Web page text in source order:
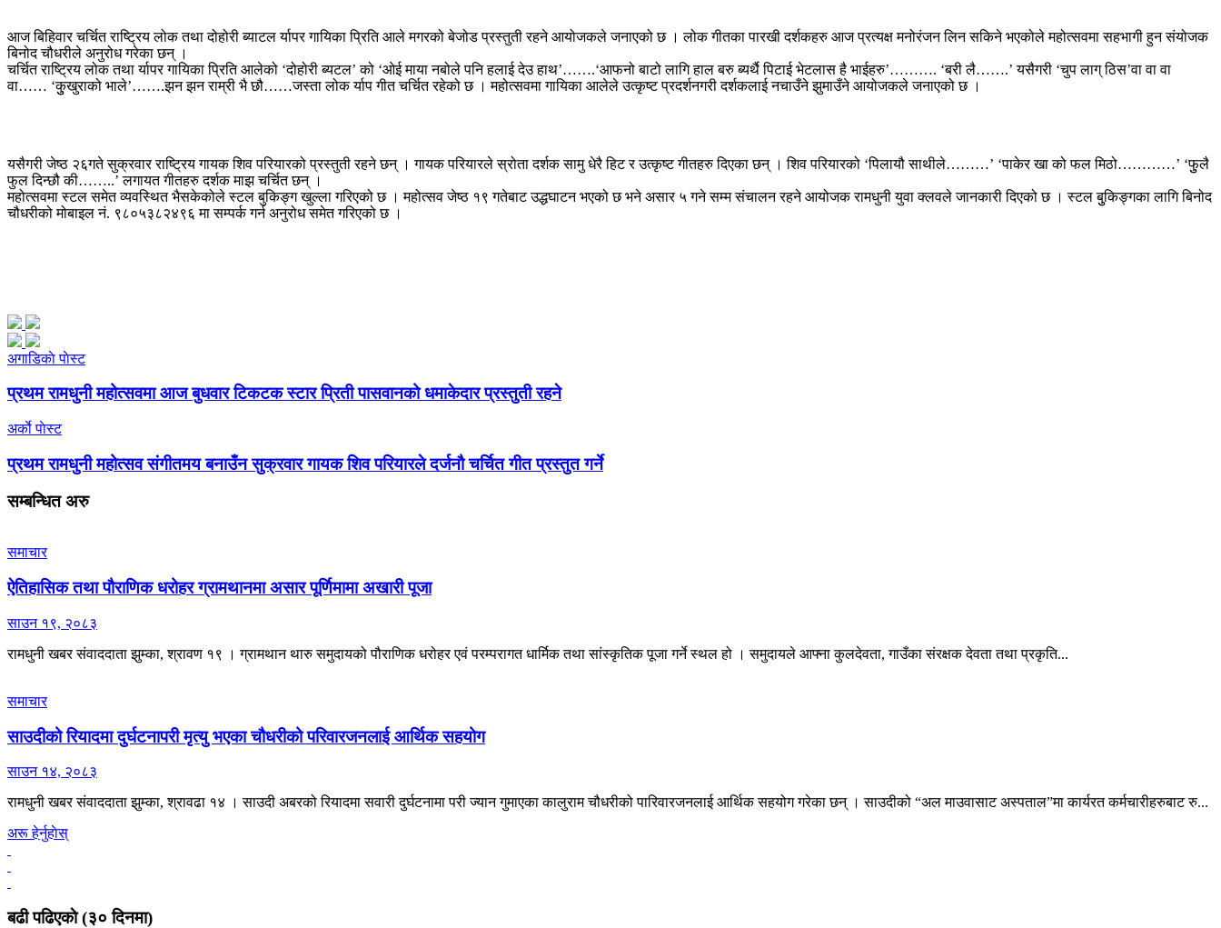
आज बिहिवार चर्चित राष्ट्रिय लोक तथा दोहोरी ब्याटल र्यापर गायिका प्रिति आले मगरको बेजोड प्रस्तुती रहने आयोजकले जनाएको छ । लोक गीतका पारखी दर्शकहरु आज प्रत्यक्ष मनोरंजन लिन सकिने भएकोले महोत्सवमा सहभागी हुन संयोजक
बिनोद चौधरीले अनुरोध गरेका छन् ।
चर्चित राष्ट्रिय लोक तथा र्यापर गायिका प्रिति आलेको ‘दोहोरी ब्यटल’ को ‘ओई माया नबोले पनि हलाई देउ हाथ’…….‘आफनो बाटो लागि हाल बरु ब्यर्थै पिटाई भेटलास है भाईहरु’………. ‘बरी लै…….’ यसैगरी ‘चुप लाग् ठिस’वा वा वा
वा…… ‘कुुखुराको भाले’…….झन झन राम्री भै छौ……जस्ता लोक र्याप गीत चर्चित रहेको छ । महोत्सवमा गायिका आलेले उत्कृष्ट प्रदर्शनगरी दर्शकलाई नचाउँने झुमाउँने आयोजकले जनाएको छ ।
यसैगरी जेष्ठ २६गते सुक्रवार राष्ट्रिय गायक शिव परियारको प्रस्तुती रहने छन् । गायक परियारले स्रोता दर्शक सामु धेरै हिट र उत्कृष्ट गीतहरु दिएका छन् । शिव परियारको ‘पिलायौ साथीले………’ ‘पाकेर खा को फल मिठो…………’ ‘फुुलै
फुल दिन्छौ की……..’ लगायत गीतहरु दर्शक माझ चर्चित छन् ।
महोत्सवमा स्टल समेत व्यवस्थित भैसकेकोले स्टल बुकिङ्ग खुल्ला गरिएको छ । महोत्सव जेष्ठ १९ गतेबाट उद्धघाटन भएको छ भने असार ५ गने सम्म संचालन रहने आयोजक रामधुनी युवा क्लवले जानकारी दिएको छ । स्टल बुुकिङ्गका लागि बिनोद
चौधरीको मोबाइल नं. ९८०५३८२४९६ मा सम्पर्क गर्न अनुरोध समेत गरिएको छ ।
अगाडिकाे पाेस्ट
प्रथम रामधुनी महोत्सवमा आज बुधवार टिकटक स्टार प्रिती पासवानको धमाकेदार प्रस्तुती रहने
अर्काे पाेस्ट
प्रथम रामधुनी महोत्सव संगीतमय बनाउँन सुक्रवार गायक शिव परियारले दर्जनौ चर्चित गीत प्रस्तुत गर्ने
सम्बन्धितअरु
समाचार
ऐतिहासिक तथा पौराणिक धरोहर ग्रामथानमा असार पूर्णिमामा अखारी पूजा
साउन १९, २०८३
रामधुनी खबर संवाददाता झुम्का, श्रावण १९ । ग्रामथान थारु समुदायको पौराणिक धरोहर एवं परम्परागत धार्मिक तथा सांस्कृतिक पूजा गर्ने स्थल हो । समुदायले आफ्ना कुलदेवता, गाउँका संरक्षक देवता तथा प्रकृति...
समाचार
साउदीको रियादमा दुर्घटनापरी मृत्यु भएका चौधरीको परिवारजनलाई आर्थिक सहयोग
साउन १४, २०८३
रामधुनी खबर संवाददाता झुम्का, श्रावढा १४ । साउदी अबरको रियादमा सवारी दुर्घटनामा परी ज्यान गुमाएका कालुराम चौधरीको पारिवारजनलाई आर्थिक सहयोग गरेका छन् । साउदीको “अल माउवासाट अस्पताल”मा कार्यरत कर्मचारीहरुबाट रु...
अरू हेर्नुहाेस्
बढी पढिएकाे (३० दिनमा)